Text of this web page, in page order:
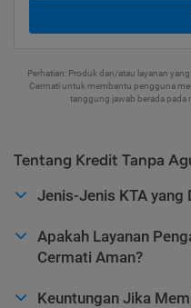
Perhatian: Produk dan/atau layanan
Cermati untuk membantu pengguna
tanggung jawab berada pada
Tentang Kredit Tanpa
Jenis-Jenis KTA yang
Apakah Layanan
Cermati Aman?
Keuntungan Jika